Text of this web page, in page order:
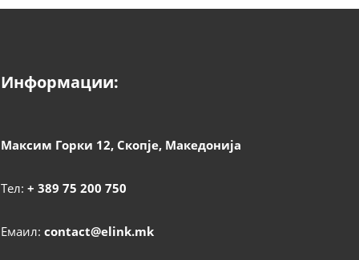
Информации:
Максим Горки 12, Скопје, Македонија
Тел: + 389 75 200 750
Емаил: contact@elink.mk